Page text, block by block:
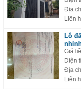
Địa
Liên
Lô
Giá
Diện
Địa
Liên